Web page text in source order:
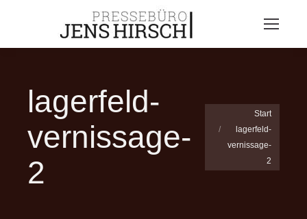
lagerfeld-
vernissage-
2
Sie befinden sich
hier:
Start
lagerfeld-
vernissage-
2